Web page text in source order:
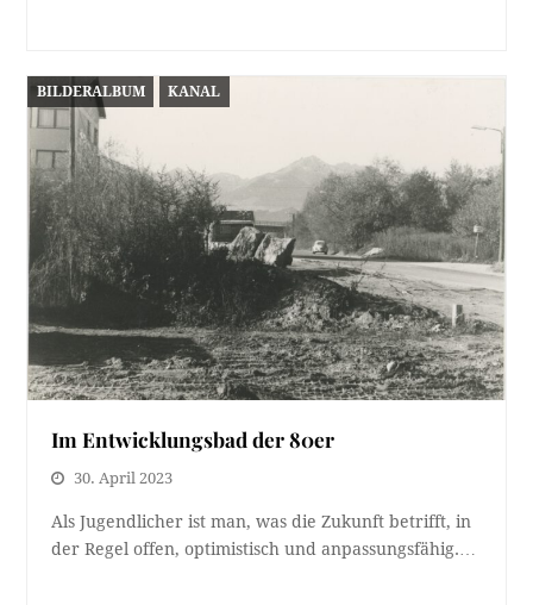
BILDERALBUM KANAL
Im Entwicklungsbad der 80er
30. April 2023
Als Jugendlicher ist man, was die Zukunft betrifft, in
der Regel offen, optimistisch und anpassungsfähig.…